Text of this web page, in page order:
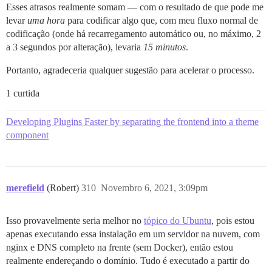
Esses atrasos realmente somam — com o resultado de que pode me
levaruma hora para codificar algo que, com meu fluxo normal de
codificação (onde há recarregamento automático ou, no máximo, 2
a 3 segundos por alteração), levaria 15 minutos.
Portanto, agradeceria qualquer sugestão para acelerar o processo.
1 curtida
Developing Plugins Faster by separating the frontend into a theme
component
merefield (Robert) Novembro 6, 2021, 3:09pm
310
Isso provavelmente seria melhor no tópico do Ubuntu, pois estou
apenas executando essa instalação em um servidor na nuvem, com
nginx e DNS completo na frente (sem Docker), então estou
realmente endereçando o domínio. Tudo é executado a partir do